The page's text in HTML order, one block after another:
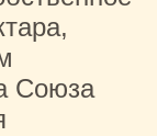
Союза